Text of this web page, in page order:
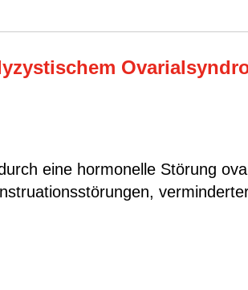
eine hormonelle Störung